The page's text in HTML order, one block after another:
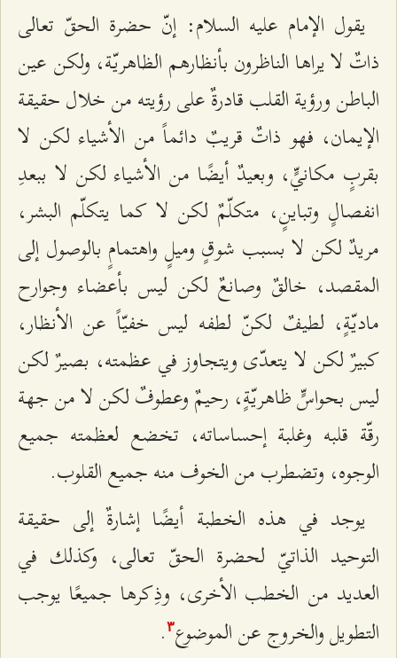
يقول الإمام عليه السلام: إنّ حضرة الحقّ تعالى
ذاتٌ لا يراها الناظرون بأنظارهم الظاهريّة، ولكن عين
الباطن ورؤية القلب قادرةٌ على رؤيته من خلال حقيقة
الإيمان، فهو ذاتٌ قريبٌ دائماً من الأشياء لكن لا
بقربٍ مكانيٍّ، وبعيدٌ أيضًا من الأشياء لكن لا ببعدِ
انفصالٍ وتباينٍ، متكلّمٌ لكن لا كما يتكلّم البشر،
مريدٌ لكن لا بسبب شوقٍ وميلٍ واهتمامٍ بالوصول إلى
المقصد، خالقٌ وصانعٌ لكن ليس بأعضاء وجوارح
ماديّةٍ، لطيفٌ لكنّ لطفه ليس خفيّاً عن الأنظار،
كبيرٌ لكن لا يتعدّى ويتجاوز في عظمته، بصيرٌ لكن
ليس بحواسٍّ ظاهريّةٍ، رحيمٌ وعطوفٌ لكن لا من جهة
رقّة قلبه وغلبة إحساساته، تخضع لعظمته جميع
الوجوه، وتضطرب من الخوف منه جميع القلوب.
يوجد في هذه الخطبة أيضًا إشارةٌ إلى حقيقة
التوحيد الذاتيّ لحضرة الحقّ تعالى، وكذلك في
العديد من الخطب الأخرى، وذِكرها جميعًا يوجب
التطويل والخروج عن الموضوع‌٣.